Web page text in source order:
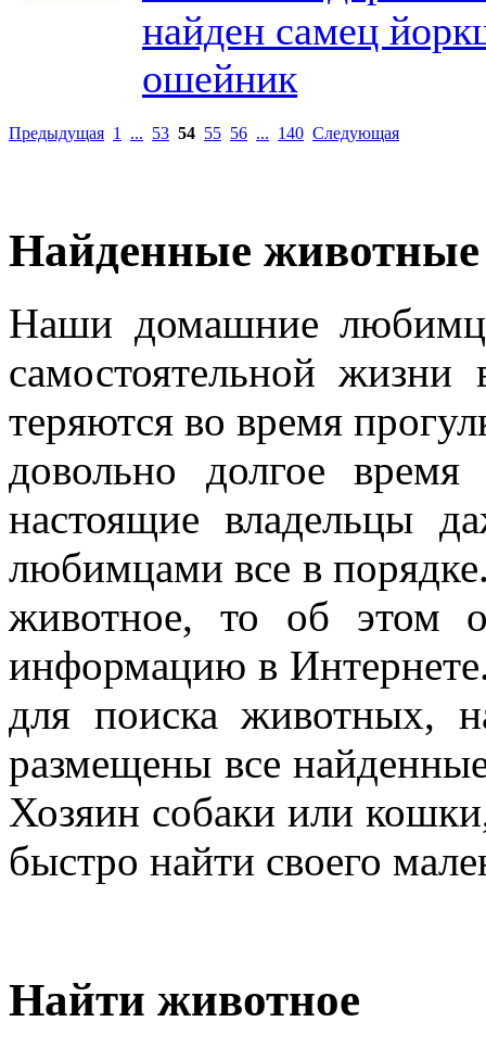
найден самец
ошейник
Предыдущая 1 ... 53 54 55 56 ... 140 Следующая
Найденные животные
Наши домашние
самостоятельной
теряются во время
довольно долгое
настоящие владельцы
любимцами все в
животное, то об этом
информацию в
для поиска животных,
размещены все
Хозяин собаки или
быстро найти своего
Найти животное